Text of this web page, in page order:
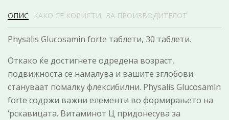
ОПИС КАКО СЕ КОРИСТИ ЗА ПРОИЗВОДИТЕЛОТ
Physalis Glucosamin forte таблети, 30 таблети.
Откако ќе достигнете одредена возраст,
подвижноста се намалува и вашите зглобови
стануваат помалку флексибилни. Physalis Glucosamin
forte содржи важни елементи во формирањето на
‘рскавицата. Витаминот Ц придонесува за